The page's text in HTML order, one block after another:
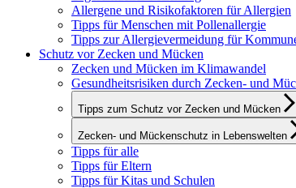
Allergene und Risikofaktoren für Allergien
Tipps für Menschen mit Pollenallergie
Tipps zur Allergievermeidung für
Schutz vor Zecken und Mücken
Zecken und Mücken im Klimawandel
Gesundheitsrisiken durch Zecken- und
Tipps zum Schutz vor Zecken und Mücken
Zecken- und Mückenschutz in Lebenswelten
Tipps für alle
Tipps für Eltern
Tipps für Kitas und Schulen